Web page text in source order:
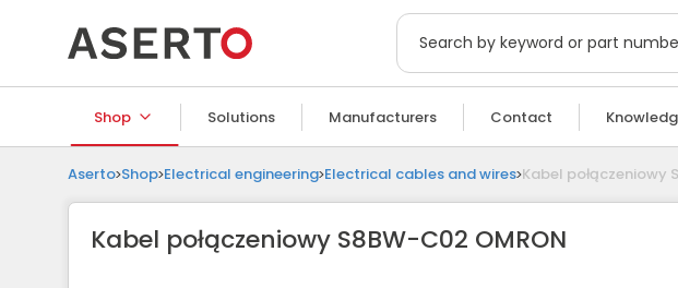
Shop Solutions Manufacturers Contact
Aserto Shop Electrical engineering Electrical cables and wires Kabel połączeniowy
Kabel połączeniowy S8BW-C02 OMRON